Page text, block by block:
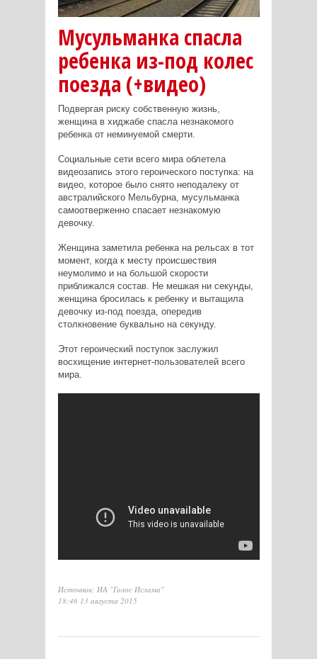
Мусульманка спасла
ребенка из-под колес
поезда (+видео)
Подвергая риску собственную жизнь,
женщина в хиджабе спасла незнакомого
ребенка от неминуемой смерти.
Социальные сети всего мира облетела
видеозапись этого героического поступка: на
видео, которое было снято неподалеку от
австралийского Мельбурна, мусульманка
самоотверженно спасает незнакомую
девочку.
Женщина заметила ребенка на рельсах в тот
момент, когда к месту происшествия
неумолимо и на большой скорости
приближался состав. Не мешкая ни секунды,
женщина бросилась к ребенку и вытащила
девочку из-под поезда, опередив
столкновение буквально на секунду.
Этот героический поступок заслужил
восхищение интернет-пользователей всего
мира.
Источник: ИА "Голос Ислама"
18:46 13 августа 2015